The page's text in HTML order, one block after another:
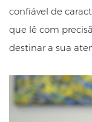
confiável de
que lê com
destinar a sua